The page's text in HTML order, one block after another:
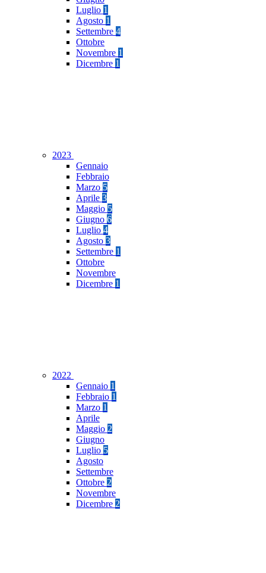
Luglio 1
Agosto 1
Settembre 4
Ottobre
Novembre 1
Dicembre 1
2023
Gennaio
Febbraio
Marzo 5
Aprile 3
Maggio 5
Giugno 6
Luglio 4
Agosto 3
Settembre 1
Ottobre
Novembre
Dicembre 1
2022
Gennaio 1
Febbraio 1
Marzo 1
Aprile
Maggio 2
Giugno
Luglio 5
Agosto
Settembre
Ottobre 2
Novembre
Dicembre 2